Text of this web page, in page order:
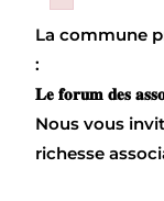
La commune
:
𝐋𝐞 𝐟𝐨𝐫𝐮𝐦 𝐝𝐞𝐬
Nous vous
richesse
Failed to